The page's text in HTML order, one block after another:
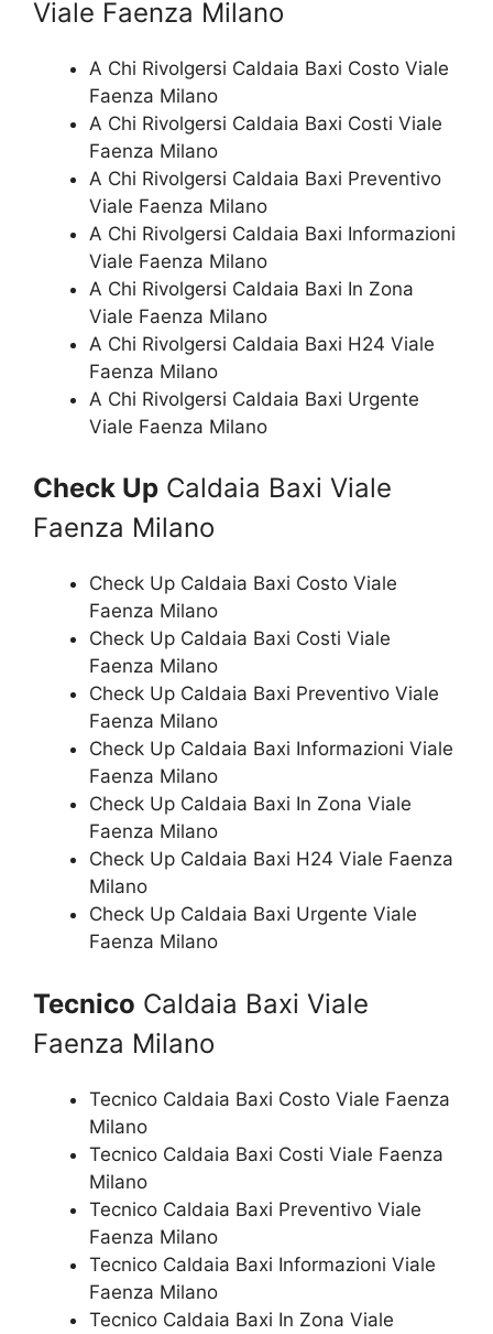
Viale Faenza Milano
A Chi Rivolgersi Caldaia Baxi Costo Viale
Faenza Milano
A Chi Rivolgersi Caldaia Baxi Costi Viale
Faenza Milano
A Chi Rivolgersi Caldaia Baxi Preventivo
Viale Faenza Milano
A Chi Rivolgersi Caldaia Baxi Informazioni
Viale Faenza Milano
A Chi Rivolgersi Caldaia Baxi In Zona
Viale Faenza Milano
A Chi Rivolgersi Caldaia Baxi H24 Viale
Faenza Milano
A Chi Rivolgersi Caldaia Baxi Urgente
Viale Faenza Milano
Check Up Caldaia Baxi Viale
Faenza Milano
Check Up Caldaia Baxi Costo Viale
Faenza Milano
Check Up Caldaia Baxi Costi Viale
Faenza Milano
Check Up Caldaia Baxi Preventivo Viale
Faenza Milano
Check Up Caldaia Baxi Informazioni Viale
Faenza Milano
Check Up Caldaia Baxi In Zona Viale
Faenza Milano
Check Up Caldaia Baxi H24 Viale Faenza
Milano
Check Up Caldaia Baxi Urgente Viale
Faenza Milano
Tecnico Caldaia Baxi Viale
Faenza Milano
Tecnico Caldaia Baxi Costo Viale Faenza
Milano
Tecnico Caldaia Baxi Costi Viale Faenza
Milano
Tecnico Caldaia Baxi Preventivo Viale
Faenza Milano
Tecnico Caldaia Baxi Informazioni Viale
Faenza Milano
Tecnico Caldaia Baxi In Zona Viale